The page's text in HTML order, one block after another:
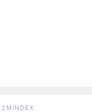
2MINDEX: